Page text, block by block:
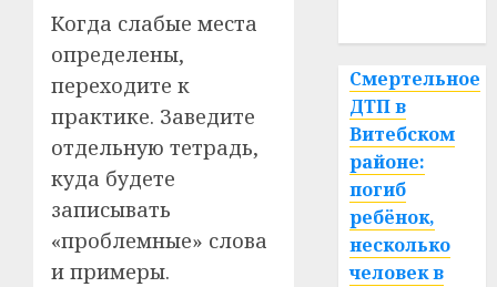
Когда слабые места
определены,
переходите к
практике. Заведите
отдельную тетрадь,
куда будете
записывать
«проблемные» слова
и примеры.
Смертельное
ДТП в
Витебском
районе:
погиб
ребёнок,
несколько
человек в